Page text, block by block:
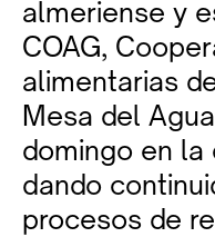
almeriense y
COAG,
alimentarias
Mesa del
domingo en la
dando
procesos de